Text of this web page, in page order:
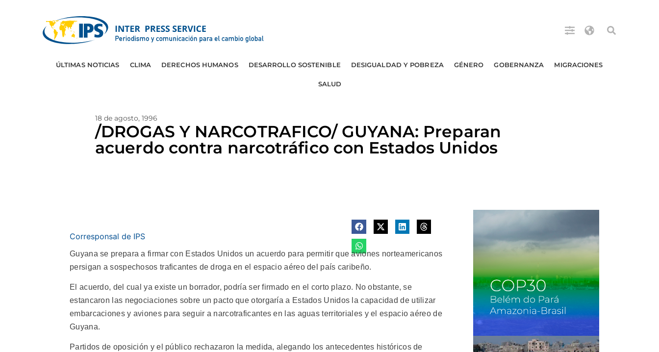
ÚLTIMAS NOTICIAS CLIMA DERECHOS HUMANOS DESARROLLO SOSTENIBLE DESIGUALDAD Y POBREZA GÉNERO GOBERNANZA MIGRACIONES
SALUD
18 de agosto, 1996
/DROGAS Y NARCOTRAFICO/ GUYANA: Preparan
acuerdo contra narcotráfico con Estados Unidos
Corresponsal de IPS
Guyana se prepara a firmar con Estados Unidos un acuerdo para permitir que aviones norteamericanos
persigan a sospechosos traficantes de droga en el espacio aéreo del país caribeño.
El acuerdo, del cual ya existe un borrador, podría ser firmado en el corto plazo. No obstante, se
estancaron las negociaciones sobre un pacto que otorgaría a Estados Unidos la capacidad de utilizar
embarcaciones y aviones para seguir a narcotraficantes en las aguas territoriales y el espacio aéreo de
Guyana.
Partidos de oposición y el público rechazaron la medida, alegando los antecedentes históricos de